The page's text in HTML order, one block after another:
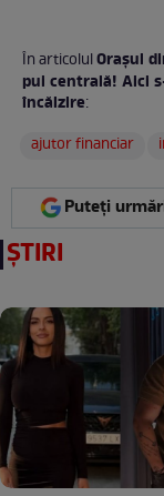
În articolulOrașul
pui centrală! Aici
încălzire:
ajutor financiar
Puteți
ȘTIRI